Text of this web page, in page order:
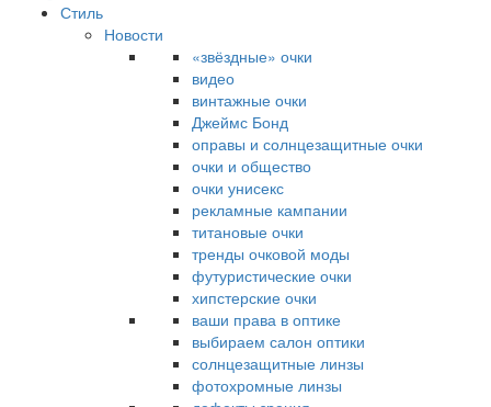
Стиль
Новости
«звёздные» очки
видео
винтажные очки
Джеймс Бонд
оправы и солнцезащитные очки
очки и общество
очки унисекс
рекламные кампании
титановые очки
тренды очковой моды
футуристические очки
хипстерские очки
ваши права в оптике
выбираем салон оптики
солнцезащитные линзы
фотохромные линзы